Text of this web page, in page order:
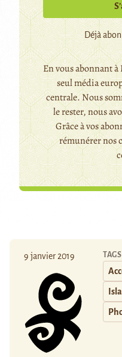
Déjà
En vous abonnant
seul média
centrale. Nous
le rester, nous
Grâce à vos
rémunérer nos
9 janvier 2019 TAGS